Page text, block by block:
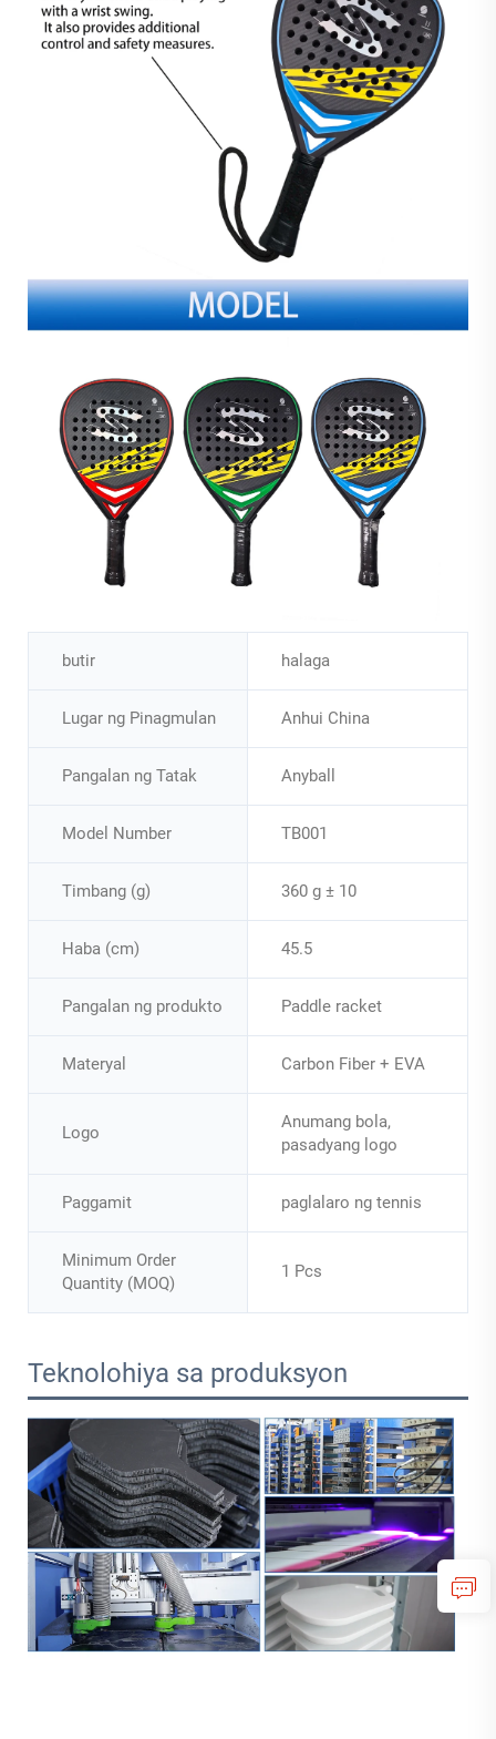
butir halaga
Lugar ng Pinagmulan Anhui China
Pangalan ng Tatak Anyball
Model Number TB001
Timbang (g) 360 g ± 10
Haba (cm) 45.5
Pangalan ng produkto Paddle racket
Materyal Carbon Fiber + EVA
Logo
Anumang bola,
pasadyang logo
Paggamit paglalaro ng tennis
Minimum Order
Quantity (MOQ)
1 Pcs
Teknolohiya sa produksyon